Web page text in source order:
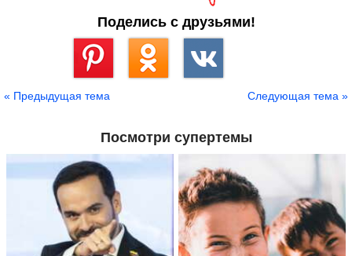
Поделись с друзьями!
« Предыдущая тема Следующая тема »
Посмотри супертемы